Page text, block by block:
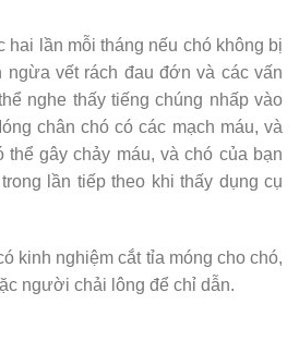
hai lần mỗi tháng nếu chó không bị
ngừa vết rách đau đớn và các vấn
nghe thấy tiếng chúng nhấp vào
chân chó có các mạch máu, và
thể gây chảy máu, và chó của bạn
lần tiếp theo khi thấy dụng cụ
kinh nghiệm cắt tỉa móng cho chó,
người chải lông để chỉ dẫn.